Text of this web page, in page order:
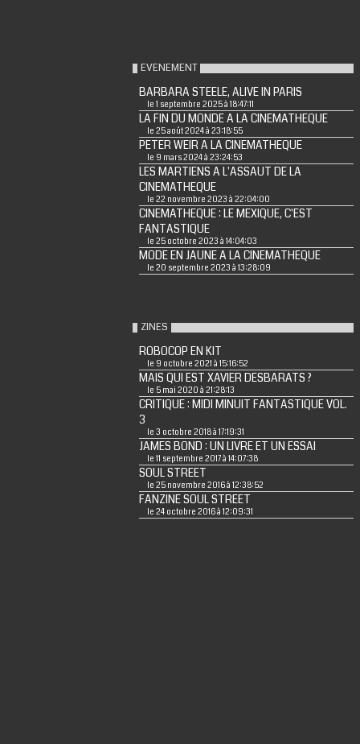
EVENEMENT
BARBARA STEELE, ALIVE IN PARIS
le 1 septembre 2025 à 18:47:11
LA FIN DU MONDE A LA CINEMATHEQUE
le 25 août 2024 à 23:18:55
PETER WEIR A LA CINEMATHEQUE
le 9 mars 2024 à 23:24:53
LES MARTIENS A L'ASSAUT DE LA
CINEMATHEQUE
le 22 novembre 2023 à 22:04:00
CINEMATHEQUE : LE MEXIQUE, C'EST
FANTASTIQUE
le 25 octobre 2023 à 14:04:03
MODE EN JAUNE A LA CINEMATHEQUE
le 20 septembre 2023 à 13:28:09
ZINES
ROBOCOP EN KIT
le 9 octobre 2021 à 15:16:52
MAIS QUI EST XAVIER DESBARATS ?
le 5 mai 2020 à 21:28:13
CRITIQUE : MIDI MINUIT FANTASTIQUE VOL.
3
le 3 octobre 2018 à 17:19:31
JAMES BOND : UN LIVRE ET UN ESSAI
le 11 septembre 2017 à 14:07:38
SOUL STREET
le 25 novembre 2016 à 12:38:52
FANZINE SOUL STREET
le 24 octobre 2016 à 12:09:31